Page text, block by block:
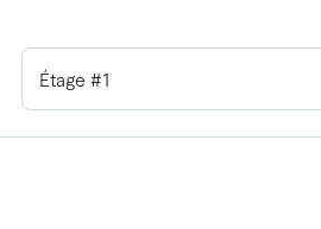
Étage #1